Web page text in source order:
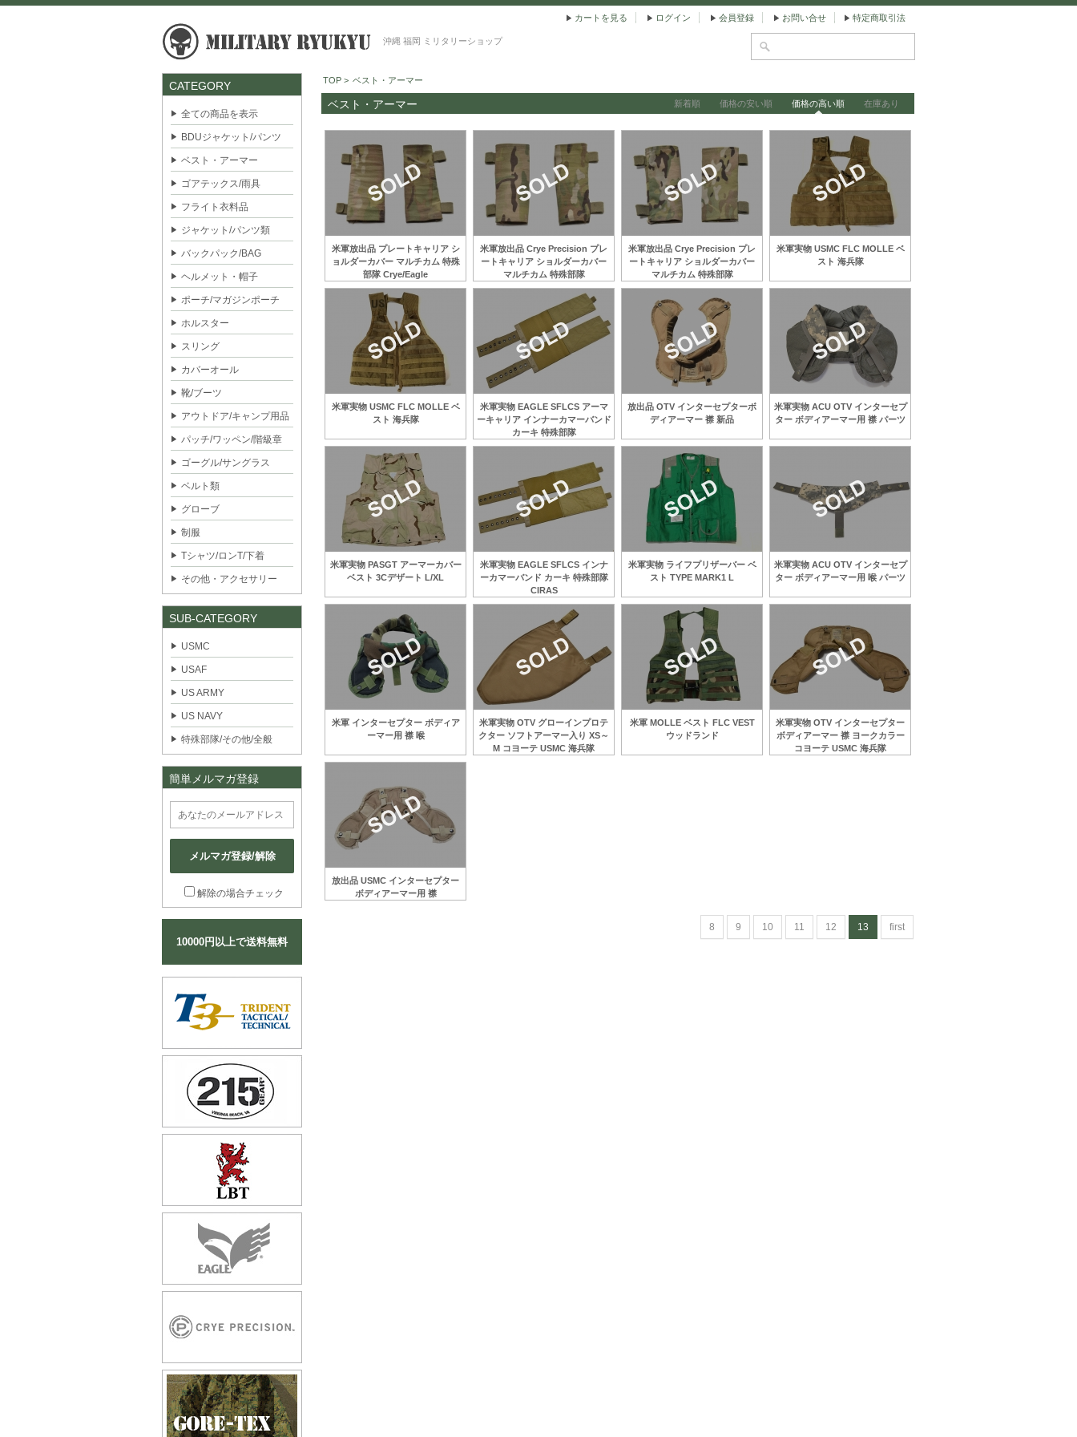
沖縄 福岡 ミリタリーショップ
カートを見る ログイン 会員登録 お問い合せ 特定商取引法
CATEGORY
全ての商品を表示
BDUジャケット/パンツ
ベスト・アーマー
ゴアテックス/雨具
フライト衣料品
ジャケット/パンツ類
バックパック/BAG
ヘルメット・帽子
ポーチ/マガジンポーチ
ホルスター
スリング
カバーオール
靴/ブーツ
アウトドア/キャンプ用品
パッチ/ワッペン/階級章
ゴーグル/サングラス
ベルト類
グローブ
制服
Tシャツ/ロンT/下着
その他・アクセサリー
SUB-CATEGORY
USMC
USAF
US ARMY
US NAVY
特殊部隊/その他/全般
簡単メルマガ登録
メルマガ登録/解除
解除の場合チェック
10000円以上で送料無料
TOP > ベスト・アーマー
ベスト・アーマー 新着順 価格の安い順 価格の高い順 在庫あり
米軍放出品 プレートキャリア シ
ョルダーカバー マルチカム 特殊
部隊 Crye/Eagle
米軍放出品 Crye Precision プレ
ートキャリア ショルダーカバー
マルチカム 特殊部隊
米軍放出品 Crye Precision プレ
ートキャリア ショルダーカバー
マルチカム 特殊部隊
米軍実物 USMC FLC MOLLE ベ
スト 海兵隊
米軍実物 USMC FLC MOLLE ベ
スト 海兵隊
米軍実物 EAGLE SFLCS アーマ
ーキャリア インナーカマーバンド
カーキ 特殊部隊
放出品 OTV インターセプターボ
ディアーマー 襟 新品
米軍実物 ACU OTV インターセプ
ター ボディアーマー用 襟 パーツ
米軍実物 PASGT アーマーカバー
ベスト 3Cデザート L/XL
米軍実物 EAGLE SFLCS インナ
ーカマーバンド カーキ 特殊部隊
CIRAS
米軍実物 ライフプリザーバー ベ
スト TYPE MARK1 L
米軍実物 ACU OTV インターセプ
ター ボディアーマー用 喉 パーツ
米軍 インターセプター ボディア
ーマー用 襟 喉
米軍実物 OTV グローインプロテ
クター ソフトアーマー入り XS～
M コヨーテ USMC 海兵隊
米軍 MOLLE ベスト FLC VEST
ウッドランド
米軍実物 OTV インターセプター
ボディアーマー 襟 ヨークカラー
コヨーテ USMC 海兵隊
放出品 USMC インターセプター
ボディアーマー用 襟
8 9 10 11 12 13 first